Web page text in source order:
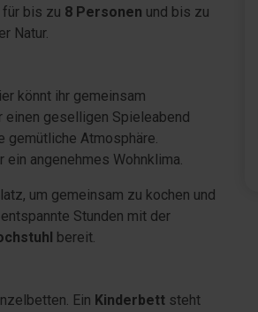
bis zu 8 Personen und bis zu
Natur.
könnt ihr gemeinsam
einen geselligen Spieleabend
gemütliche Atmosphäre.
angenehmes Wohnklima.
um gemeinsam zu kochen und
Stunden mit der
bereit.
Ein Kinderbett steht